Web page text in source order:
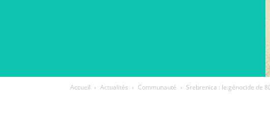
Accueil Actualités Communauté Srebrenica : le génocide de